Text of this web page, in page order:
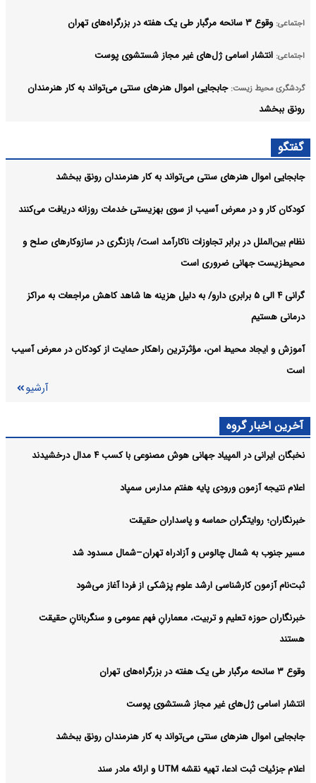
اجتماعی: وقوع ۳ سانحه مرگبار طی یک هفته در بزرگراه‌های تهران
اجتماعی: انتشار اسامی ژل‌های غیر مجاز شستشوی پوست
گردشگری محیط زیست: جابجایی اموال هنرهای سنتی می‌تواند به کار هنرمندان
رونق ببخشد
اجتماعی: اعلام جزئیات ثبت ادعا، تهیه نقشه UTM و ارائه مادر سند
آرشیو
گفتگو
جابجایی اموال هنرهای سنتی می‌تواند به کار هنرمندان رونق ببخشد
کودکان کار و در معرض آسیب از سوی بهزیستی خدمات روزانه دریافت می‌کنند
نظام بین‌الملل در برابر تجاوزات ناکارآمد است/ بازنگری در سازوکارهای صلح و
محیط‌زیست جهانی ضروری است
گرانی ۴ الی ۵ برابری دارو/ به دلیل هزینه ها شاهد کاهش مراجعات به مراکز
درمانی هستیم
آموزش و ایجاد محیط امن، مؤثرترین راهکار حمایت از کودکان در معرض آسیب
است
آرشیو
آخرین اخبار گروه
نخبگان ایرانی در المپیاد جهانی هوش مصنوعی با کسب ۴ مدال درخشیدند
اعلام نتیجه آزمون ورودی پایه هفتم مدارس سمپاد
خبرنگاران؛ روایتگران حماسه و پاسداران حقیقت
مسیر جنوب به شمال چالوس و آزادراه تهران–شمال مسدود شد
ثبت‌نام‌ آزمون کارشناسی ارشد علوم پزشکی از فردا آغاز می‌شود
خبرنگاران حوزه تعلیم و تربیت، معمارانِ فهم عمومی و سنگربانانِ حقیقت
هستند
وقوع ۳ سانحه مرگبار طی یک هفته در بزرگراه‌های تهران
انتشار اسامی ژل‌های غیر مجاز شستشوی پوست
جابجایی اموال هنرهای سنتی می‌تواند به کار هنرمندان رونق ببخشد
اعلام جزئیات ثبت ادعا، تهیه نقشه UTM و ارائه مادر سند